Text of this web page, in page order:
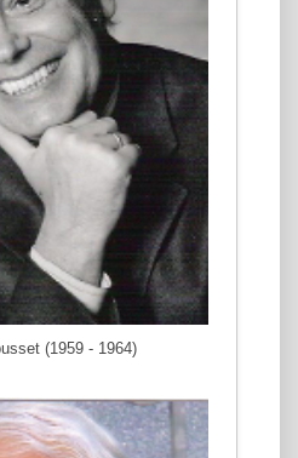
(1959 - 1964)